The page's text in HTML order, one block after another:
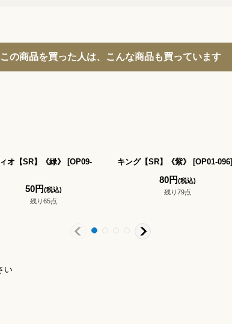
この商品を買った人は、こんな商品も買っています
オ【SR】《緑》 [OP09-
50円(税込)
残り65点
キング【SR】《紫》 [OP01-096]
80円(税込)
残り79点
い